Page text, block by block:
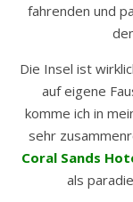
fahrenden und
Die Insel ist
auf eigene
komme ich in
sehr
Coral Sands
als